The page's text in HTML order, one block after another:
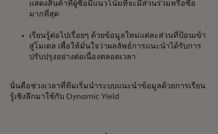
แสดงสินค้าที่ผู้ซื้อมีแนวโน้มที่จะมีส่วนร่วมหรือซื้อ
มากที่สุด
เรียนรู้ต่อไปเรื่อยๆ ด้วยข้อมูลใหม่แต่ละส่วนที่ป้อนเข้า
สู่โมเดล เพื่อให้มั่นใจว่าผลลัพธ์การแนะนำได้รับการ
ปรับปรุงอย่างต่อเนื่องตลอดเวลา
นั่นคือช่วงเวลาที่ทีมเริ่มนำระบบแนะนำข้อมูลด้วยการเรียน
รู้เชิงลึกมาใช้กับ Dynamic Yield